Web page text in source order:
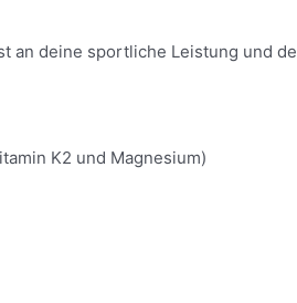
an deine sportliche Leistung und
K2 und Magnesium)